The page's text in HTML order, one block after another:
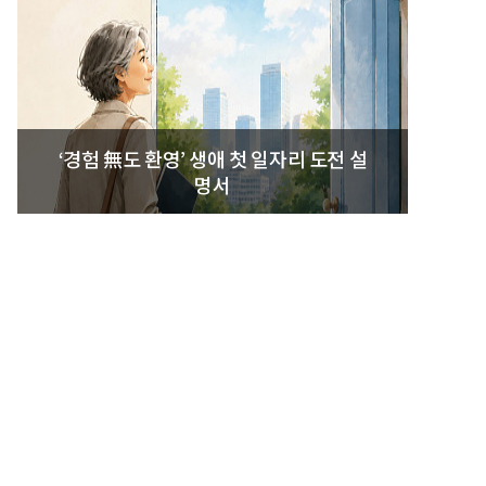
‘경험 無도 환영’ 생애 첫 일자리 도전 설
명서